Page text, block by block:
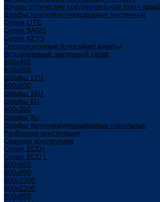
Шнуры оптические соединительные (патч-корд)
Шкафы телекоммуникационные настенные
Cерия LITE
Cерия BASIS
Cерия KEYS
Трехсекционные (откидные) шкафы
Встраиваемый настенный шкаф
600x450
600x600
Шкафы 12U
600x600
Шкафы 15U
Шкафы 6U
600x350
Шкафы 9U
Шкафы телекоммуникационные напольные
Разборная конструкция
Сварная конструкция
Серия ECO+
Серия ECO L
600x600
600x800
600х1000
600х1200
800x800